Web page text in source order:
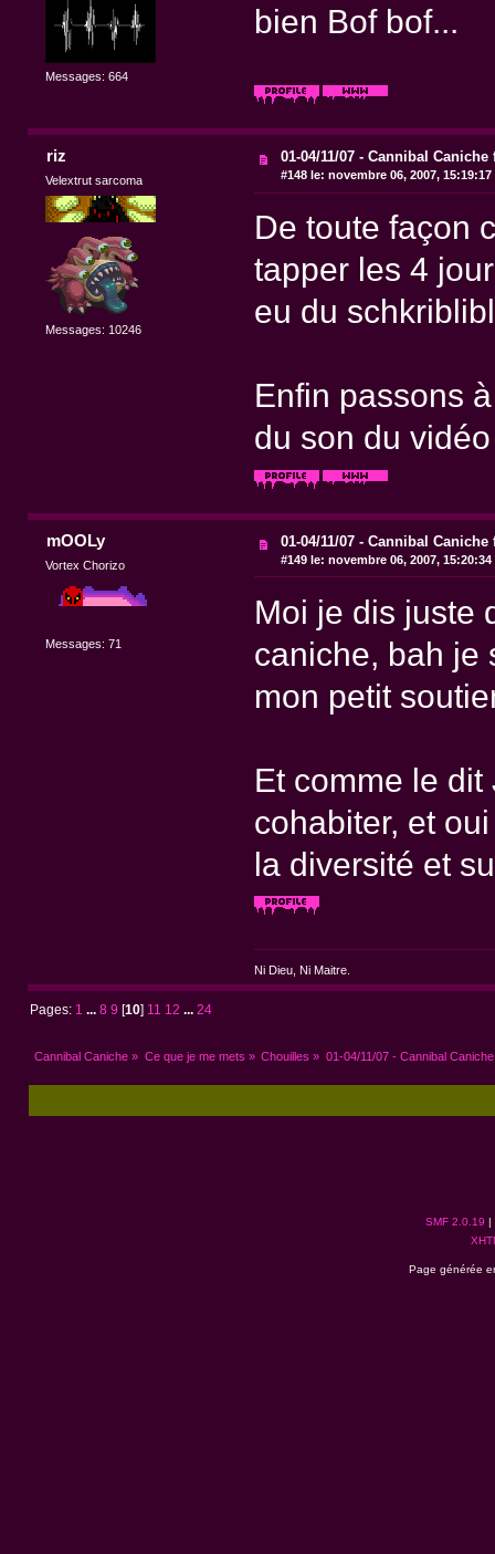
Messages: 664
bien Bof bof...
riz
Velextrut sarcoma
Messages: 10246
01-04/11/07 - Cannibal
#148 le: novembre 06, 2007, 15:19:17
De toute façon
tapper les 4
eu du
Enfin passons
du son du
mOOLy
Vortex Chorizo
Messages: 71
01-04/11/07 - Cannibal
#149 le: novembre 06, 2007, 15:20:34
Moi je dis juste
caniche, bah je
mon petit
Et comme le
cohabiter, et
la diversité et
Ni Dieu, Ni Maitre.
Pages: 1 ...8 9 [10 11 12 ...24
Cannibal Caniche » Ce que je me mets » Chouilles » 01-04/11/07 - Cannibal
SMF 2.0.19 |
Page générée